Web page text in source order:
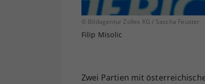
© Bildagentur Zolles KG / Sascha Feuster
Filip Misolic
Zwei Partien mit